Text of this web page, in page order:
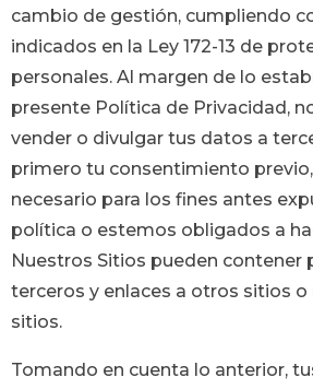
cambio de gestión, cumpliendo
indicados en la Ley 172-13 de
personales. Al margen de lo
presente Política de Privacidad,
vender o divulgar tus datos a
primero tu consentimiento
necesario para los fines antes
política o estemos obligados a
Nuestros Sitios pueden contener
terceros y enlaces a otros sitios
sitios.
Tomando en cuenta lo anterior,